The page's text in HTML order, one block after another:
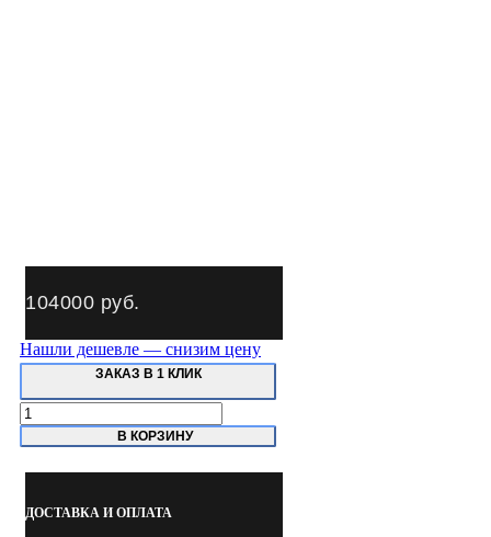
104000 руб.
Нашли дешевле — снизим цену
ЗАКАЗ В 1 КЛИК
Количество
товара
EcoBoil-
50/46
на
В КОРЗИНУ
ДОСТАВКА И ОПЛАТА